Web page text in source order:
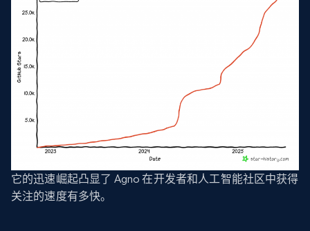
它的迅速崛起凸显了 Agno 在开发者和人工智能社区中获得
关注的速度有多快。